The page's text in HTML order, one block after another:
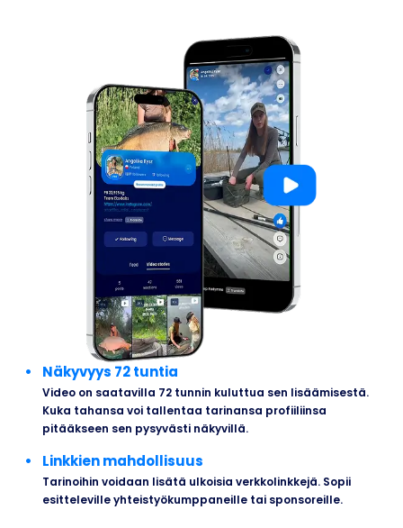
Näkyvyys 72 tuntia
Video on saatavilla 72 tunnin kuluttua sen lisäämisestä.
Kuka tahansa voi tallentaa tarinansa profiiliinsa
pitääkseen sen pysyvästi näkyvillä.
Linkkien mahdollisuus
Tarinoihin voidaan lisätä ulkoisia verkkolinkkejä. Sopii
esitteleville yhteistyökumppaneille tai sponsoreille.